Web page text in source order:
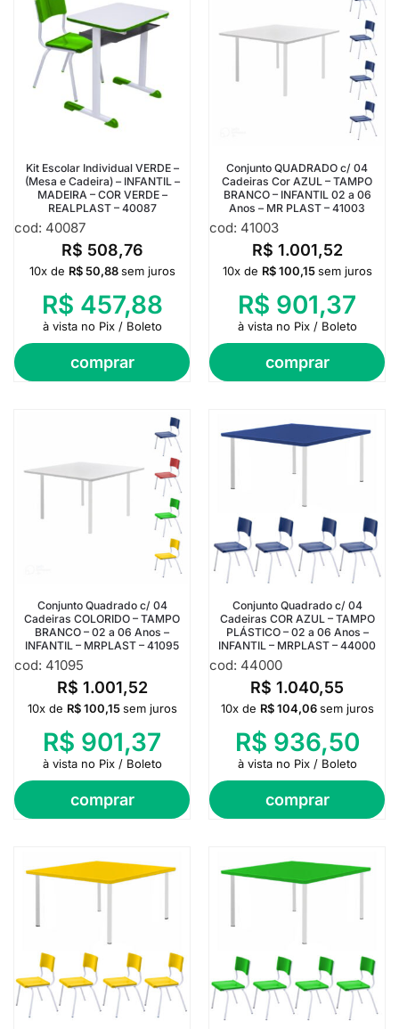
Kit Escolar Individual VERDE –
(Mesa e Cadeira) – INFANTIL –
MADEIRA – COR VERDE –
REALPLAST – 40087
cod: 40087
R$ 508,76
comprar
10x de R$50,88 sem juros
R$ 457,88
à vista no Pix / Boleto
Conjunto QUADRADO c/ 04
Cadeiras Cor AZUL – TAMPO
BRANCO – INFANTIL 02 a 06
Anos – MR PLAST – 41003
cod: 41003
R$ 1.001,52
comprar
10x de R$100,15 sem juros
R$ 901,37
à vista no Pix / Boleto
Conjunto Quadrado c/ 04
Cadeiras COLORIDO – TAMPO
BRANCO – 02 a 06 Anos –
INFANTIL – MRPLAST – 41095
cod: 41095
R$ 1.001,52
comprar
10x de R$100,15 sem juros
R$ 901,37
à vista no Pix / Boleto
Conjunto Quadrado c/ 04
Cadeiras COR AZUL – TAMPO
PLÁSTICO – 02 a 06 Anos –
INFANTIL – MRPLAST – 44000
cod: 44000
R$ 1.040,55
comprar
10x de R$104,06 sem juros
R$ 936,50
à vista no Pix / Boleto